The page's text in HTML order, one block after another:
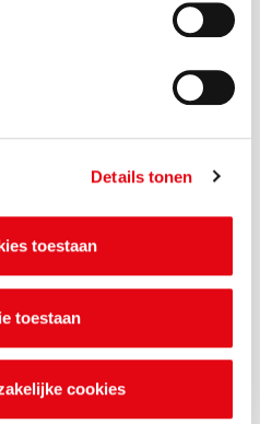
Details tonen
toestaan
toestaan
cookies
bij de